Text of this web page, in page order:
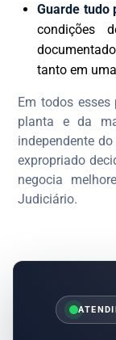
Guarde tudo
condições
tanto em
Em todos
planta e da
independente
expropriado
negocia
Judiciário.